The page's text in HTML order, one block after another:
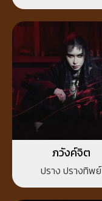
ภวังค์จิต
ปราง ปรางทิพย์